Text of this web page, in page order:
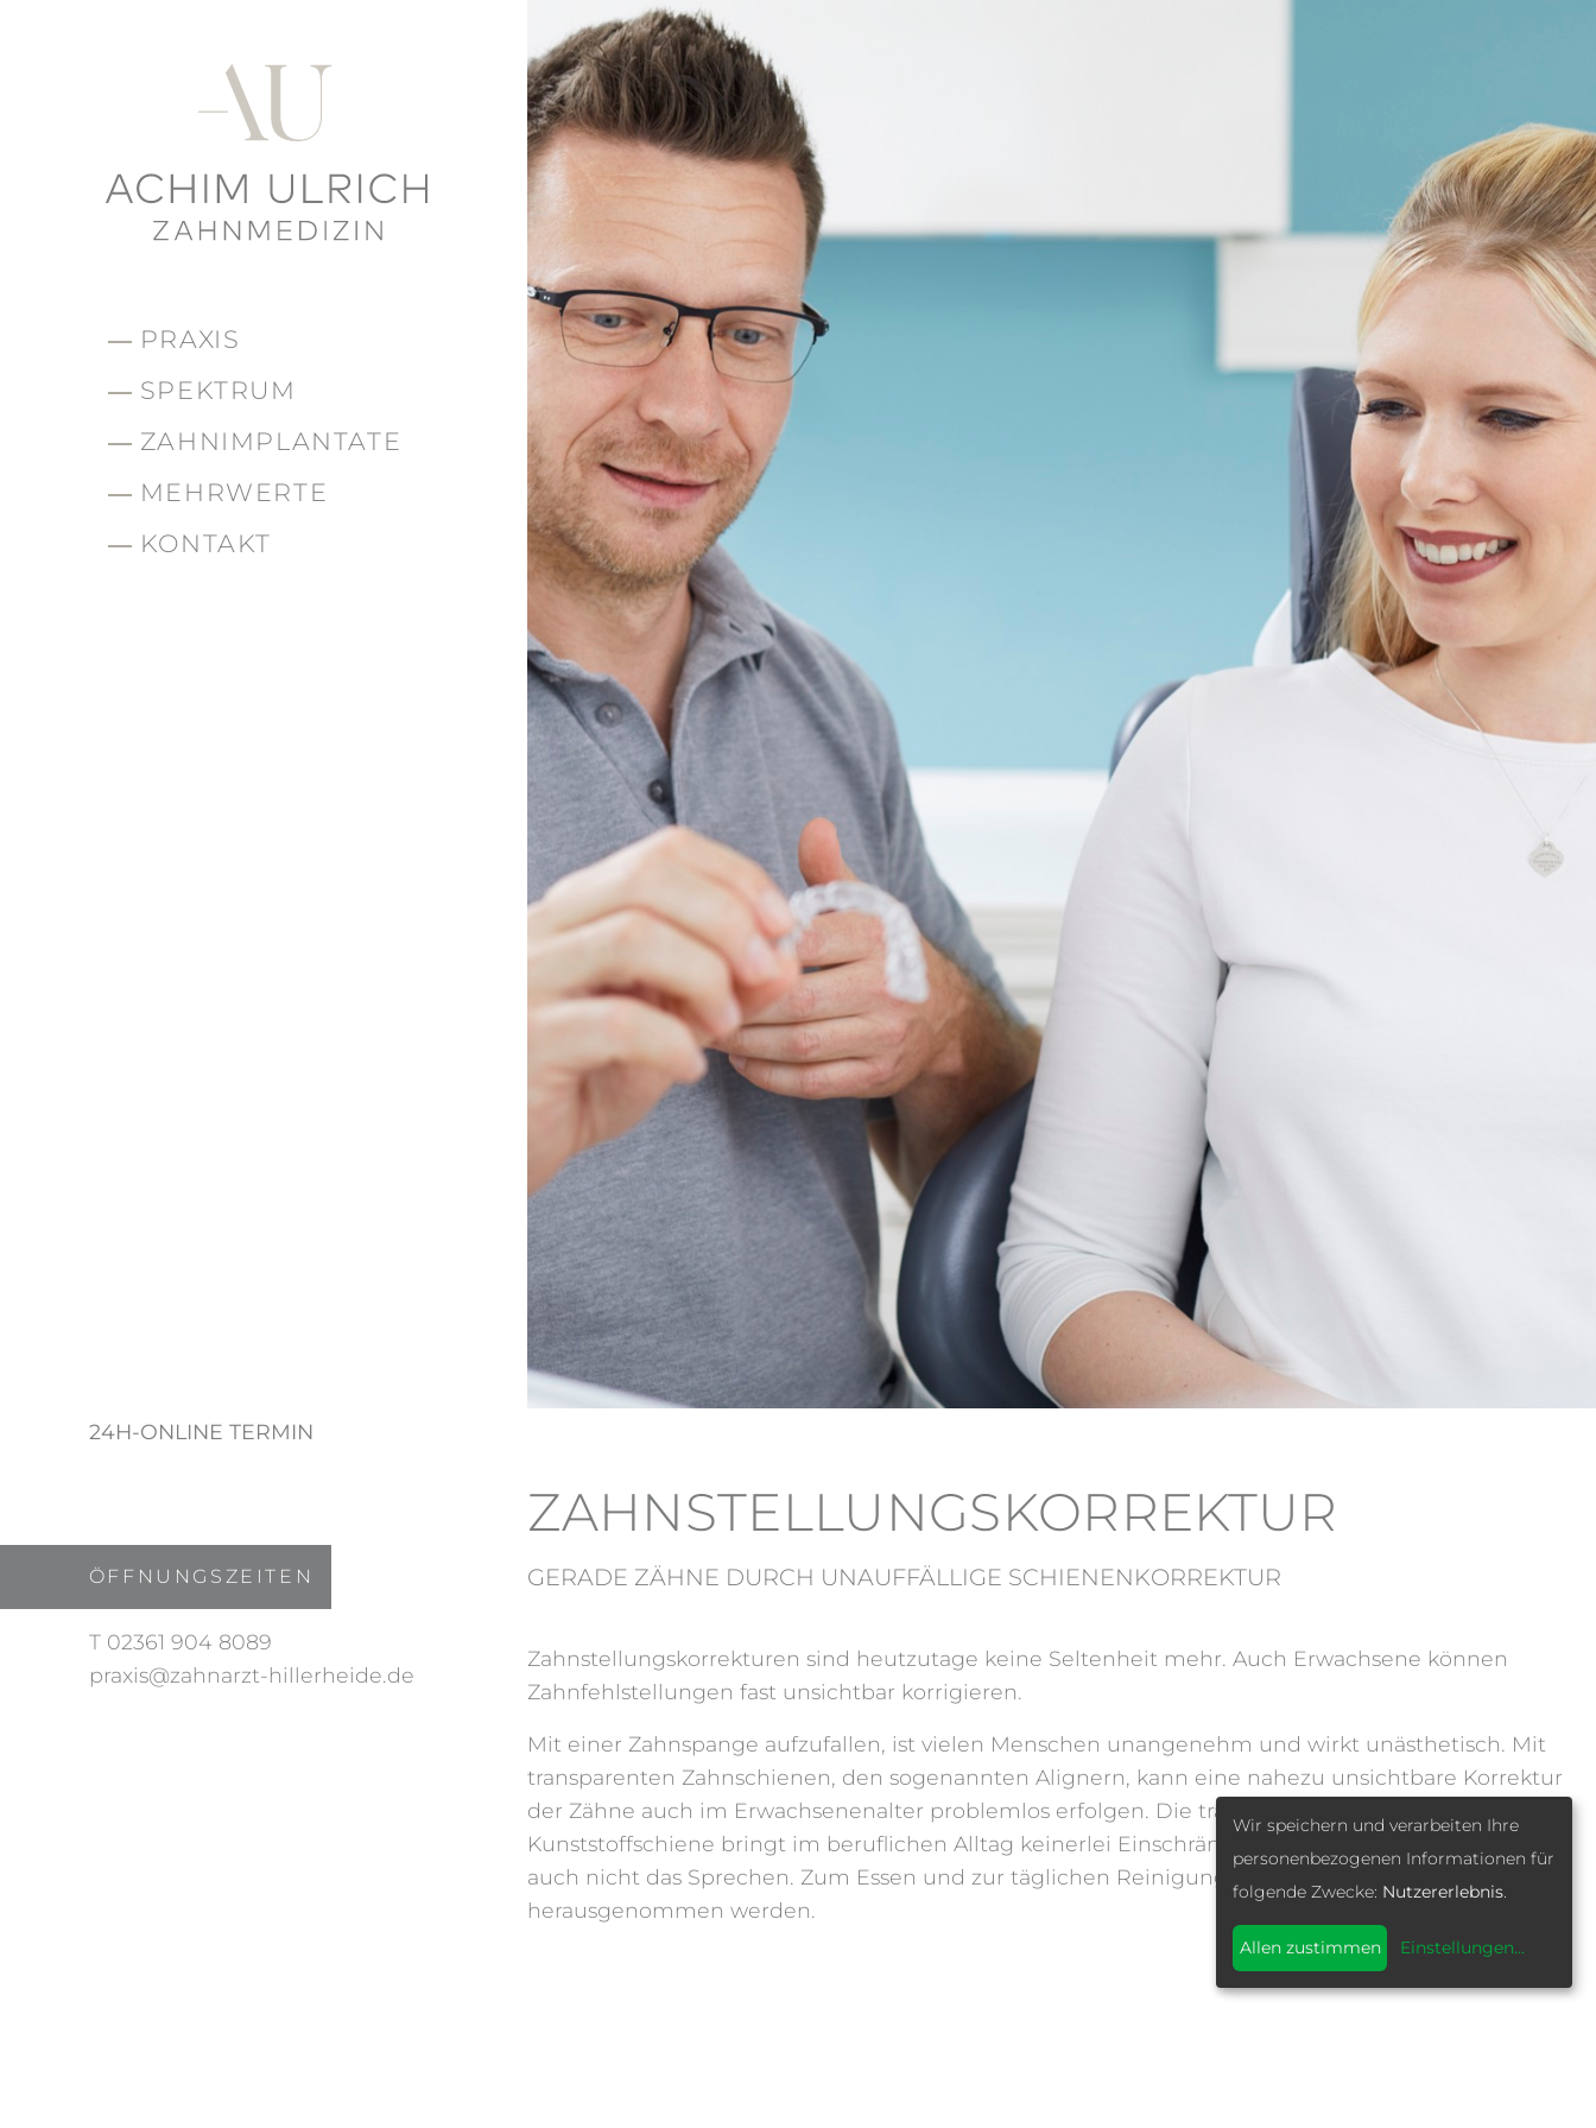
PRAXIS
SPEKTRUM
ZAHNIMPLANTATE
MEHRWERTE
KONTAKT
24H-ONLINE TERMIN
ÖFFNUNGSZEITEN
T 02361 904 8089
praxis@zahnarzt-hillerheide.de
ZAHNSTELLUNGS­KORREKTUR
GERADE ZÄHNE DURCH UNAUFFÄLLIGE SCHIENENKORREKTUR
Zahnstellungskorrekturen sind heutzutage keine Seltenheit mehr. Auch Erwachsene können
Zahnfehlstellungen fast unsichtbar korrigieren.
Mit einer Zahnspange aufzufallen, ist vielen Menschen unangenehm und wirkt unästhetisch. Mit
transparenten Zahnschienen, den sogenannten Alignern, kann eine nahezu unsichtbare Korrektur
der Zähne auch im Erwachsenenalter problemlos erfolgen. Die transparente und kaum sichtbare
Kunststoffschiene bringt im beruflichen Alltag keinerlei Einschränkungen mit sich und behindert
auch nicht das Sprechen. Zum Essen und zur täglichen Reinigung kann die Schiene bequem
herausgenommen werden.
Wir speichern und verarbeiten Ihre
personenbezogenen Informationen für
folgende Zwecke: Nutzererlebnis.
Allen zustimmen Einstellungen...